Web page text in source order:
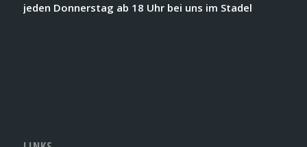
jeden Donnerstag ab 18 Uhr bei uns im Stadel